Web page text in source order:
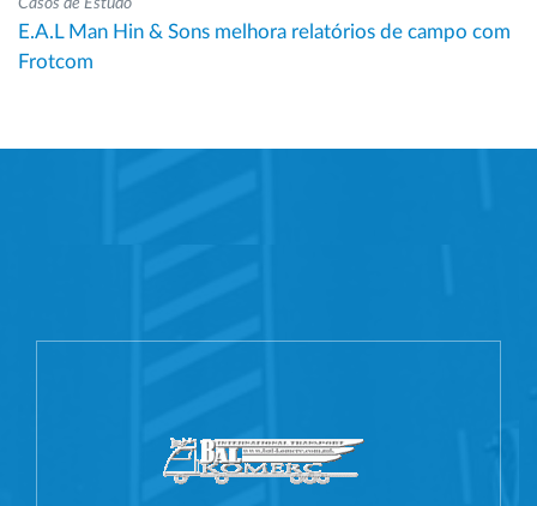
E.A.L Man Hin & Sons melhora relatórios de campo com
Frotcom